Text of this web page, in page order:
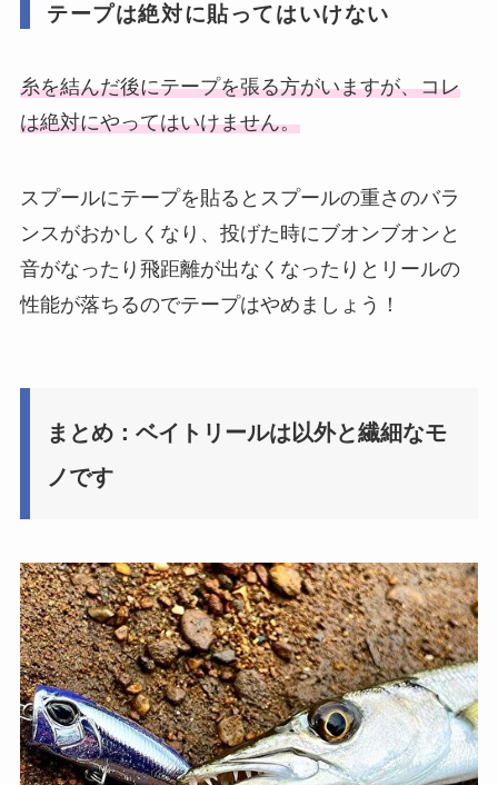
テープは絶対に貼ってはいけない
糸を結んだ後にテープを張る方がいますが、コレ
は絶対にやってはいけません。
スプールにテープを貼るとスプールの重さのバラ
ンスがおかしくなり、投げた時にブオンブオンと
音がなったり飛距離が出なくなったりとリールの
性能が落ちるのでテープはやめましょう！
まとめ：ベイトリールは以外と繊細なモ
ノです